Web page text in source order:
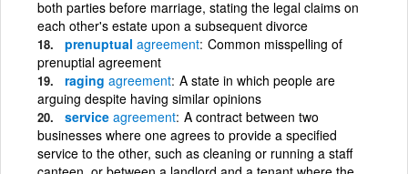
both parties before marriage, stating the legal claims on
each other's estate upon a subsequent divorce
prenuptual agreement Common misspelling of
prenuptial agreement
raging agreement A state in which people are
arguing despite having similar opinions
service agreement A contract between two
businesses where one agrees to provide a specified
service to the other, such as cleaning or running a staff